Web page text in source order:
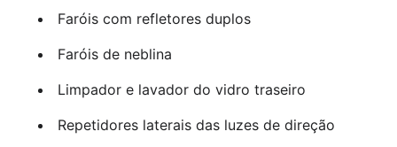
Faróis com refletores duplos
Faróis de neblina
Limpador e lavador do vidro traseiro
Repetidores laterais das luzes de direção